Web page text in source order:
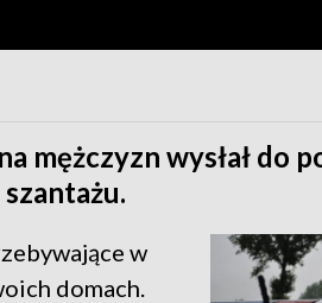
mężczyzn wysłał do
w
domach.